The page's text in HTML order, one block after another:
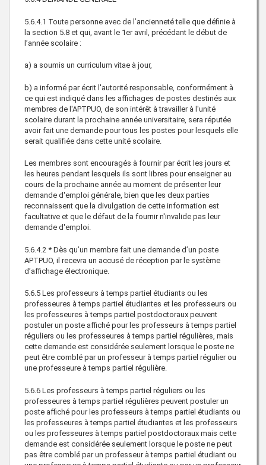
5.6.4.1 Toute personne avec de l’ancienneté telle que définie à
la section 5.8 et qui, avant le 1er avril, précédant le début de
l’année scolaire :
a) a soumis un curriculum vitae à jour,
b) a informé par écrit l'autorité responsable, conformément à
ce qui est indiqué dans les affichages de postes destinés aux
membres de l'APTPUO, de son intérêt à travailler à l'unité
scolaire durant la prochaine année universitaire, sera réputée
avoir fait une demande pour tous les postes pour lesquels elle
serait qualifiée dans cette unité scolaire.
Les membres sont encouragés à fournir par écrit les jours et
les heures pendant lesquels ils sont libres pour enseigner au
cours de la prochaine année au moment de présenter leur
demande d'emploi générale, bien que les deux parties
reconnaissent que la divulgation de cette information est
facultative et que le défaut de la fournir n'invalide pas leur
demande d'emploi.
5.6.4.2 * Dès qu’un membre fait une demande d’un poste
APTPUO, il recevra un accusé de réception par le système
d’affichage électronique.
5.6.5 Les professeurs à temps partiel étudiants ou les
professeures à temps partiel étudiantes et les professeurs ou
les professeures à temps partiel postdoctoraux peuvent
postuler un poste affiché pour les professeurs à temps partiel
réguliers ou les professeures à temps partiel régulières, mais
cette demande est considérée seulement lorsque le poste ne
peut être comblé par un professeur à temps partiel régulier ou
une professeure à temps partiel régulière.
5.6.6 Les professeurs à temps partiel réguliers ou les
professeures à temps partiel régulières peuvent postuler un
poste affiché pour les professeurs à temps partiel étudiants ou
les professeures à temps partiel étudiantes et les professeurs
ou les professeures à temps partiel postdoctoraux mais cette
demande est considérée seulement lorsque le poste ne peut
pas être comblé par un professeur à temps partiel étudiant ou